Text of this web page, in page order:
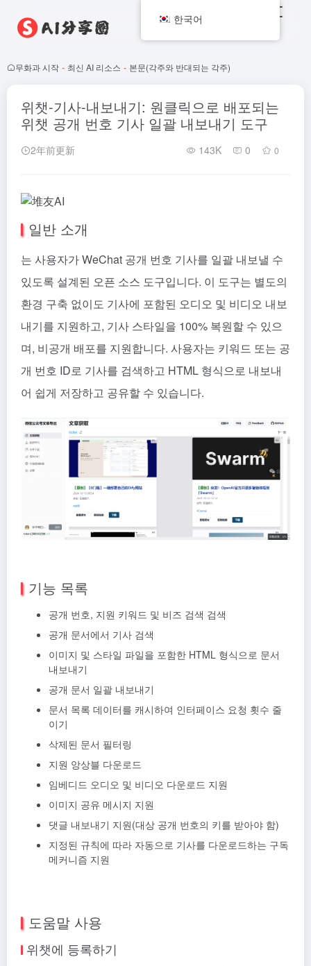
무화과 시작 - 최신 AI 리소스 - 본문(각주와 반대되는 각주)
위챗-기사-내보내기: 원클릭으로 배포되는
위챗 공개 번호 기사 일괄 내보내기 도구
2年前更新 143K 0 0
일반 소개
는 사용자가 WeChat 공개 번호 기사를 일괄 내보낼 수
있도록 설계된 오픈 소스 도구입니다. 이 도구는 별도의
환경 구축 없이도 기사에 포함된 오디오 및 비디오 내보
내기를 지원하고, 기사 스타일을 100% 복원할 수 있으
며, 비공개 배포를 지원합니다. 사용자는 키워드 또는 공
개 번호 ID로 기사를 검색하고 HTML 형식으로 내보내
어 쉽게 저장하고 공유할 수 있습니다.
기능 목록
공개 번호, 지원 키워드 및 비즈 검색 검색
공개 문서에서 기사 검색
이미지 및 스타일 파일을 포함한 HTML 형식으로 문서
내보내기
공개 문서 일괄 내보내기
문서 목록 데이터를 캐시하여 인터페이스 요청 횟수 줄
이기
삭제된 문서 필터링
지원 앙상블 다운로드
임베디드 오디오 및 비디오 다운로드 지원
이미지 공유 메시지 지원
댓글 내보내기 지원(대상 공개 번호의 키를 받아야 함)
지정된 규칙에 따라 자동으로 기사를 다운로드하는 구독
메커니즘 지원
도움말 사용
위챗에 등록하기
한국어